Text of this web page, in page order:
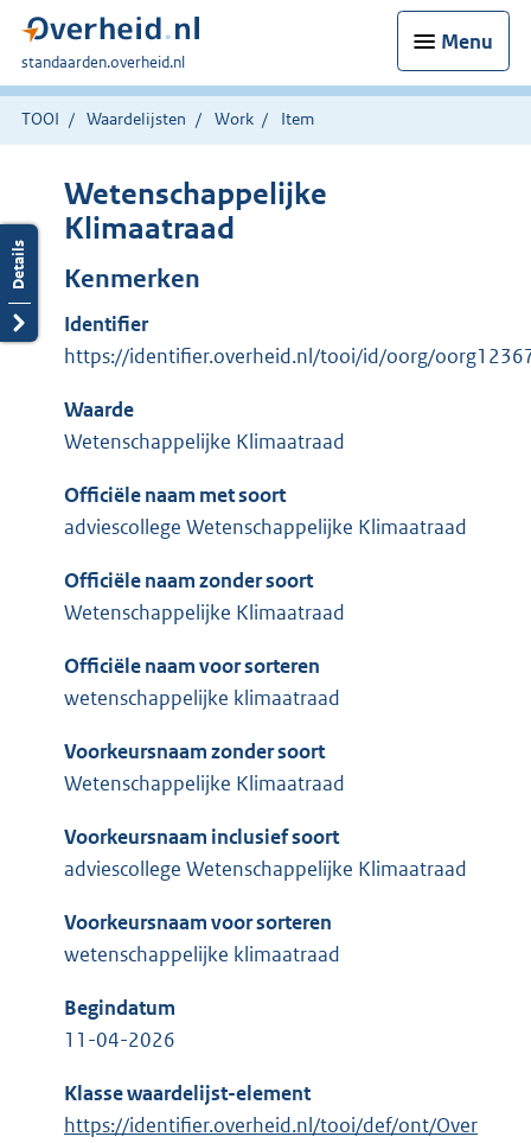
Menu
U
bent
hier:
standaarden.overheid.nl
TOOI Waardelijsten Work Item
Wetenschappelijke
Klimaatraad
Kenmerken
Identifier
https://identifier.overheid.nl/tooi/id/oorg/
Waarde
Wetenschappelijke Klimaatraad
Officiële naam met soort
adviescollege Wetenschappelijke Klimaatraad
Officiële naam zonder soort
Wetenschappelijke Klimaatraad
Officiële naam voor sorteren
wetenschappelijke klimaatraad
Voorkeursnaam zonder soort
Wetenschappelijke Klimaatraad
Voorkeursnaam inclusief soort
adviescollege Wetenschappelijke Klimaatraad
Voorkeursnaam voor sorteren
wetenschappelijke klimaatraad
Begindatum
11-04-2026
Klasse waardelijst-element
https://identifier.overheid.nl/tooi/def/ont/Over